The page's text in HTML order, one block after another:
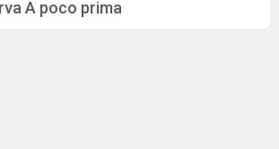
A poco prima